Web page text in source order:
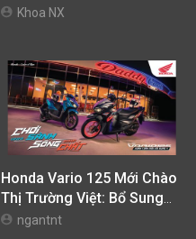
cùng hệ thống ADAS hoàn
Khoa NX
Honda Vario 125 Mới Chào
Thị Trường Việt: Bổ Sung
Phiên Bản Street, Giá Từ
ngantnt